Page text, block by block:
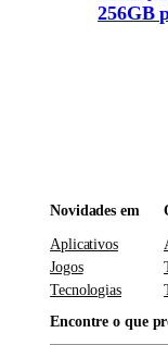
256GB
Novidades em
Aplicativos
Jogos
Tecnologias
Encontre o que